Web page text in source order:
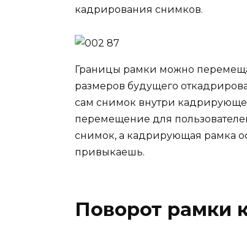
кадрирования снимков.
Границы рамки можно
размеров будущего
сам снимок внутри
перемещение для
снимок, а кадрирующая рамка
привыкаешь.
Поворот рамки